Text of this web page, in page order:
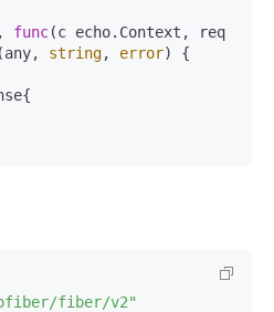
, func(c echo.Context, req
string, error) {
fiber/v2"